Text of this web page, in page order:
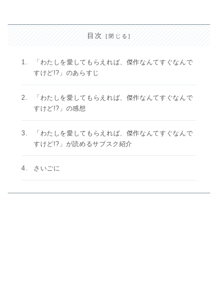
目次
「わたしを愛してもらえれば、傑作なんてすぐなんで
すけど!?」のあらすじ
「わたしを愛してもらえれば、傑作なんてすぐなんで
すけど!?」の感想
「わたしを愛してもらえれば、傑作なんてすぐなんで
すけど!?」が読めるサブスク紹介
さいごに